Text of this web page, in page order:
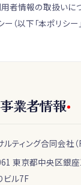
者情報の取扱いに
（以下「本ポリシー
事業者情報
ルティング合同会社
東京都中央区銀
ビル7F